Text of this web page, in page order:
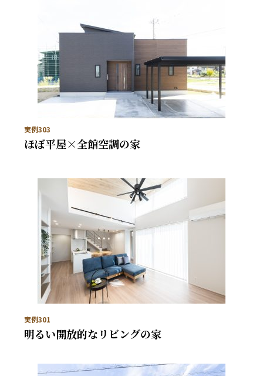
実例303
ほぼ平屋×全館空調の家
実例301
明るい開放的なリビングの家